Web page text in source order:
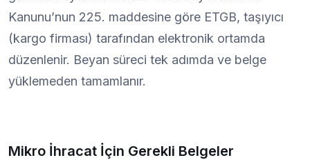
Kanunu’nun 225. maddesine göre ETGB, taşıyıcı
(kargo firması) tarafından elektronik ortamda
düzenlenir. Beyan süreci tek adımda ve belge
yüklemeden tamamlanır.
Mikro İhracat İçin Gerekli Belgeler